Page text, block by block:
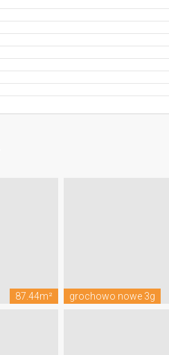
87.44m² grochowo nowe 3g